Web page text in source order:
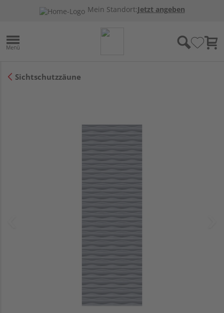
Mein Standort:Jetzt angeben
Sichtschutzzäune